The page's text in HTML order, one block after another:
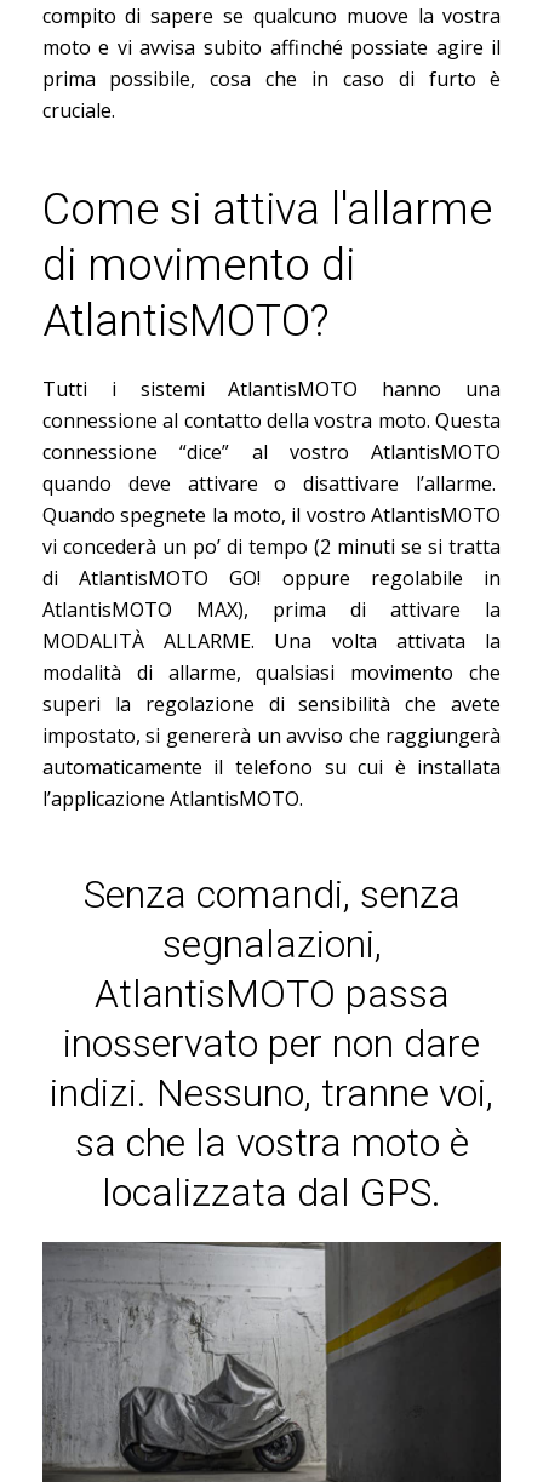
compito di sapere se qualcuno muove la vostra
moto e vi avvisa subito affinché possiate agire il
prima possibile, cosa che in caso di furto è
cruciale.
Come si attiva l'allarme
di movimento di
AtlantisMOTO?
Tutti i sistemi AtlantisMOTO hanno una
connessione al contatto della vostra moto. Questa
connessione “dice” al vostro AtlantisMOTO
quando deve attivare o disattivare l’allarme.
Quando spegnete la moto, il vostro AtlantisMOTO
vi concederà un po’ di tempo (2 minuti se si tratta
di AtlantisMOTO GO! oppure regolabile in
AtlantisMOTO MAX), prima di attivare la
MODALITÀ ALLARME. Una volta attivata la
modalità di allarme, qualsiasi movimento che
superi la regolazione di sensibilità che avete
impostato, si genererà un avviso che raggiungerà
automaticamente il telefono su cui è installata
l’applicazione AtlantisMOTO.
Senza comandi, senza
segnalazioni,
AtlantisMOTO passa
inosservato per non dare
indizi. Nessuno, tranne voi,
sa che la vostra moto è
localizzata dal GPS.